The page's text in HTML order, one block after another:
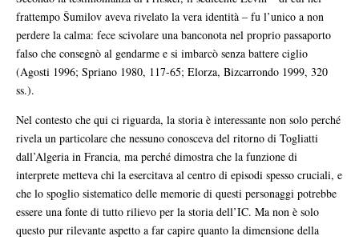
frattempo Šumilov aveva rivelato la vera identità – fu l’unico a non
perdere la calma: fece scivolare una banconota nel proprio passaporto
falso che consegnò al gendarme e si imbarcò senza battere ciglio
(Agosti 1996; Spriano 1980, 117-65; Elorza, Bizcarrondo 1999, 320
ss.).
Nel contesto che qui ci riguarda, la storia è interessante non solo perché
rivela un particolare che nessuno conosceva del ritorno di Togliatti
dall’Algeria in Francia, ma perché dimostra che la funzione di
interprete metteva chi la esercitava al centro di episodi spesso cruciali, e
che lo spoglio sistematico delle memorie di questi personaggi potrebbe
essere una fonte di tutto rilievo per la storia dell’IC. Ma non è solo
questo pur rilevante aspetto a far capire quanto la dimensione della